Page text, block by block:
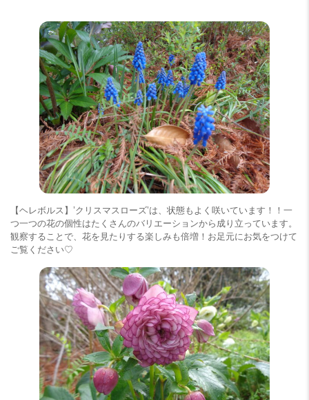
【ヘレボルス】’クリスマスローズ’は、状態もよく咲いています！！一
つ一つの花の個性はたくさんのバリエーションから成り立っています。
観察することで、花を見たりする楽しみも倍増！お足元にお気をつけて
ご覧ください♡